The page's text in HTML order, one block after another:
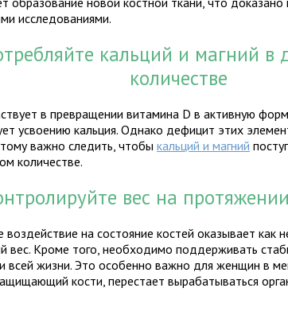
исследованиями.
кальций и магний в
количестве
в превращении витамина D в активную
усвоению кальция. Однако дефицит этих
важно следить, чтобыкальций и магний
количестве.
вес на
воздействие на состояние костей оказывает как
вес. Кроме того, необходимо поддерживать
всей жизни. Это особенно важно для женщин в
кости, перестает вырабатываться